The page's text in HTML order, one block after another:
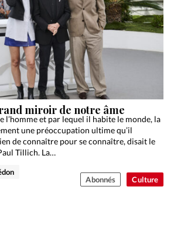
Culture
miroir de notre âme
l’homme et par lequel il habite le monde, la
une préoccupation ultime qu’il
de connaître pour se connaître, disait le
Tillich. La…
Abonnés